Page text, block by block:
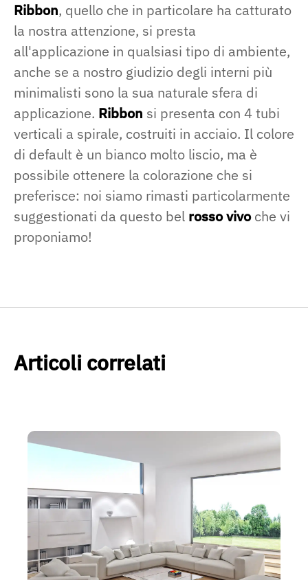
Ribbon, quello che in particolare ha catturato
la nostra attenzione, si presta
all'applicazione in qualsiasi tipo di ambiente,
anche se a nostro giudizio degli interni più
minimalisti sono la sua naturale sfera di
applicazione. Ribbon si presenta con 4 tubi
verticali a spirale, costruiti in acciaio. Il colore
di default è un bianco molto liscio, ma è
possibile ottenere la colorazione che si
preferisce: noi siamo rimasti particolarmente
suggestionati da questo bel rosso vivoche vi
proponiamo!
Articoli correlati